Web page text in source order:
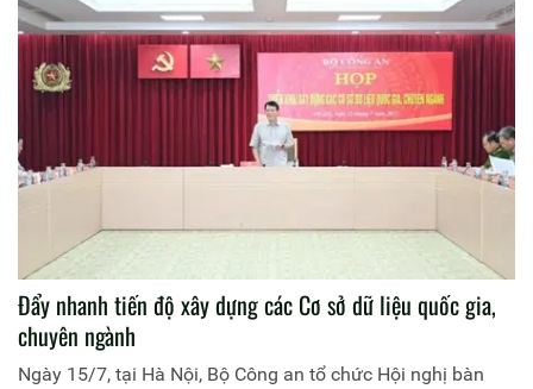
Đẩy nhanh tiến độ xây dựng các Cơ sở dữ liệu quốc gia,
chuyên ngành
Ngày 15/7, tại Hà Nội, Bộ Công an tổ chức Hội nghị bàn